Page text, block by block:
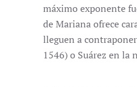
máximo exponente
de Mariana ofrece
lleguen a
1546) o Suárez en la